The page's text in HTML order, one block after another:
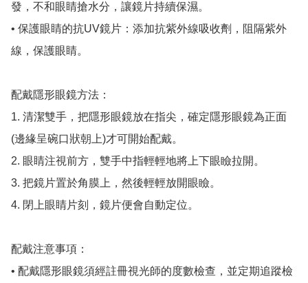
發，不和眼睛搶水分，讓鏡片持續保濕。
• 保護眼睛的抗UV鏡片：添加抗紫外線吸收劑，阻隔紫外
線，保護眼睛。
配戴隱形眼鏡方法：
1. 清潔雙手，把隱形眼鏡放在指尖，確定隱形眼鏡為正面
(邊緣呈碗口狀朝上)才可開始配戴。
2. 眼睛注視前方，雙手中指輕輕地將上下眼瞼拉開。
3. 把鏡片置於角膜上，然後輕輕放開眼瞼。
4. 閉上眼睛片刻，鏡片便會自動定位。
配戴注意事項：
• 配戴隱形眼鏡須經註冊視光師的度數檢查，並定期追蹤檢